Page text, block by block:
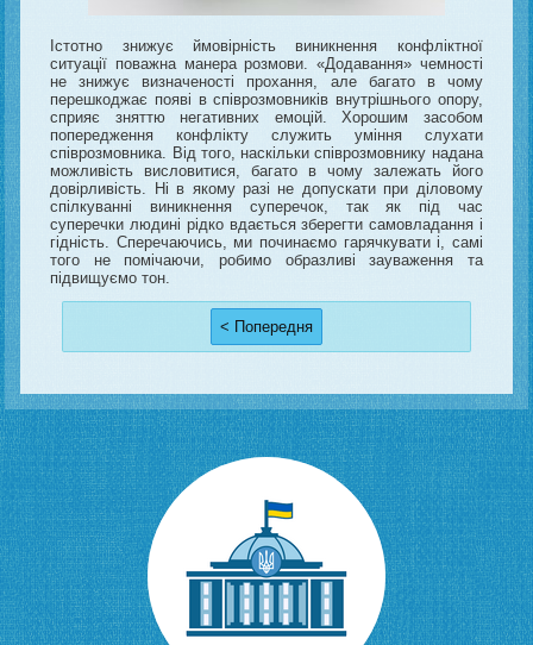
Істотно знижує ймовірність виникнення конфліктної
ситуації поважна манера розмови. «Додавання» чемності
не знижує визначеності прохання, але багато в чому
перешкоджає появі в співрозмовників внутрішнього опору,
сприяє зняттю негативних емоцій. Хорошим засобом
попередження конфлікту служить уміння слухати
співрозмовника. Від того, наскільки співрозмовнику надана
можливість висловитися, багато в чому залежать його
довірливість. Ні в якому разі не допускати при діловому
спілкуванні виникнення суперечок, так як під час
суперечки людині рідко вдається зберегти самовладання і
гідність. Сперечаючись, ми починаємо гарячкувати і, самі
того не помічаючи, робимо образливі зауваження та
підвищуємо тон.
< Попередня